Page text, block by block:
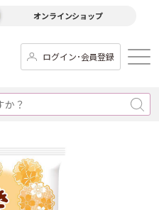
オンラインショップ
ログイン･会員登録